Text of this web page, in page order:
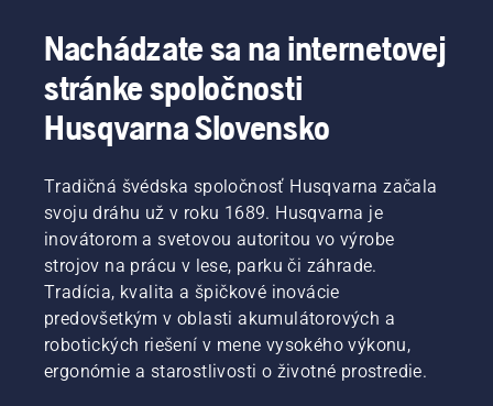
Nachádzate sa na internetovej
stránke spoločnosti
Husqvarna Slovensko
Tradičná švédska spoločnosť Husqvarna začala
svoju dráhu už v roku 1689. Husqvarna je
inovátorom a svetovou autoritou vo výrobe
strojov na prácu v lese, parku či záhrade.
Tradícia, kvalita a špičkové inovácie
predovšetkým v oblasti akumulátorových a
robotických riešení v mene vysokého výkonu,
ergonómie a starostlivosti o životné prostredie.